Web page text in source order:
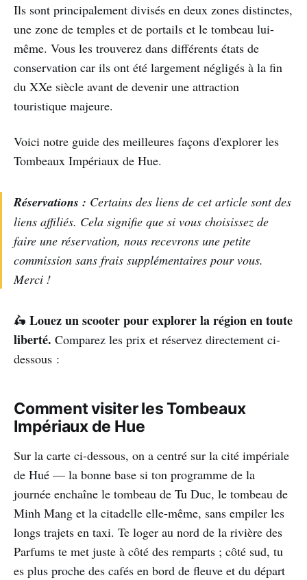
Ils sont principalement divisés en deux zones distinctes,
une zone de temples et de portails et le tombeau lui-
même. Vous les trouverez dans différents états de
conservation car ils ont été largement négligés à la fin
du XXe siècle avant de devenir une attraction
touristique majeure.
Voici notre guide des meilleures façons d'explorer les
Tombeaux Impériaux de Hue.
Réservations : Certains des liens de cet article sont des
liens affiliés. Cela signifie que si vous choisissez de
faire une réservation, nous recevrons une petite
commission sans frais supplémentaires pour vous.
Merci !
🛵 Louez un scooter pour explorer la région en toute
liberté. Comparez les prix et réservez directement ci-
dessous :
Comment visiter les Tombeaux
Impériaux de Hue
Sur la carte ci-dessous, on a centré sur la cité impériale
de Hué — la bonne base si ton programme de la
journée enchaîne le tombeau de Tu Duc, le tombeau de
Minh Mang et la citadelle elle-même, sans empiler les
longs trajets en taxi. Te loger au nord de la rivière des
Parfums te met juste à côté des remparts ; côté sud, tu
es plus proche des cafés en bord de fleuve et du départ